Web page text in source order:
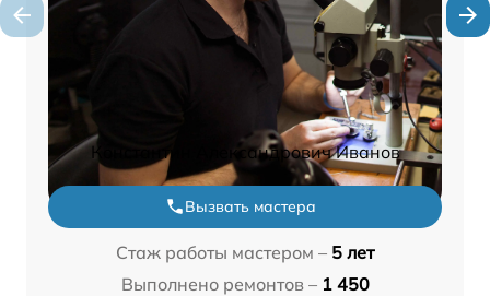
Константин Александрович Иванов
Вызвать мастера
Стаж работы мастером – 5 лет
Выполнено ремонтов – 1 450